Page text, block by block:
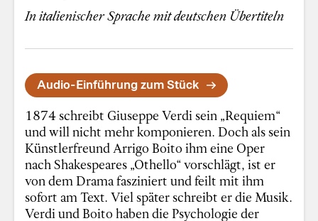
In italienischer Sprache mit deutschen Übertiteln
Audio-Einführung zum Stück
1874 schreibt Giuseppe Verdi sein „Requiem“
und will nicht mehr komponieren. Doch als sein
Künstlerfreund Arrigo Boito ihm eine Oper
nach Shakespeares „Othello“ vorschlägt, ist er
von dem Drama fasziniert und feilt mit ihm
sofort am Text. Viel später schreibt er die Musik.
Verdi und Boito haben die Psychologie der